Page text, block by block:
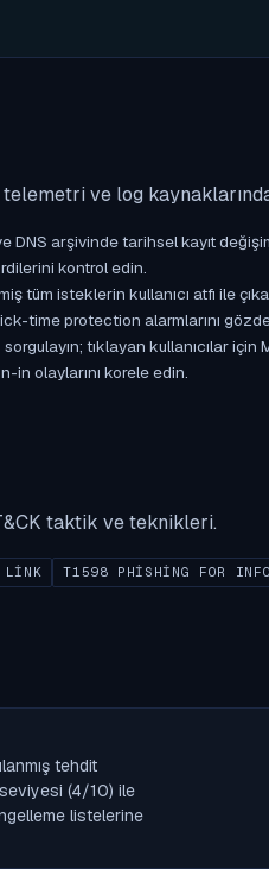
telemetri ve log
DNS arşivinde tarihsel kayıt
kontrol edin.
tüm isteklerin kullanıcı atfı ile
time protection alarmlarını
tıklayan kullanıcılar için
in olaylarını korele edin.
taktik ve teknikleri.
LINK T1598 PHISHING FOR
tehdit
(4/10) ile
listelerine